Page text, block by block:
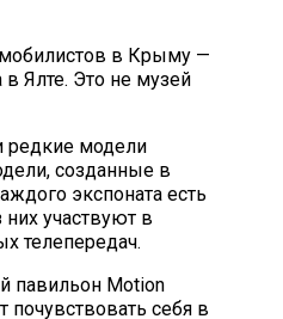
в Крыму —
в Ялте. Это не музей
редкие модели
созданные в
экспоната есть
участвуют в
телепередач.
павильон Motion
себя в